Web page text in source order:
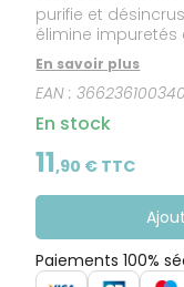
purifie et
élimine
dessécher.
En savoir plus
EAN :
En stock
11,90 € TTC
Paiements 100%